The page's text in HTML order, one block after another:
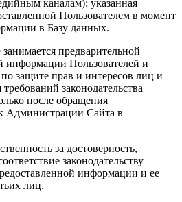
каналам); указанная
Пользователем в момент
в Базу данных.
предварительной
информации Пользователей и
защите прав и интересов лиц и
законодательства
после обращения
Администрации Сайта в
за достоверность,
законодательству
информации и ее
лиц.